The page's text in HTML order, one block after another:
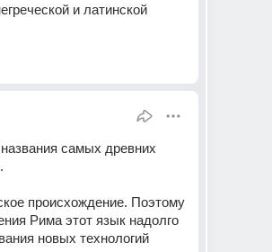
и латинской
самых древних
происхождение. Поэтому
Рима этот язык надолго
новых технологий